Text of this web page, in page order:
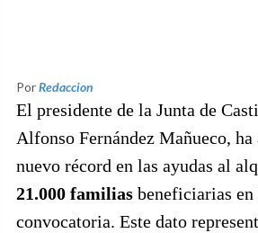
PorRedaccion
El presidente de la Junta de
Alfonso Fernández Mañueco, ha
nuevo récord en las ayudas al
21.000 familias beneficiarias
convocatoria. Este dato